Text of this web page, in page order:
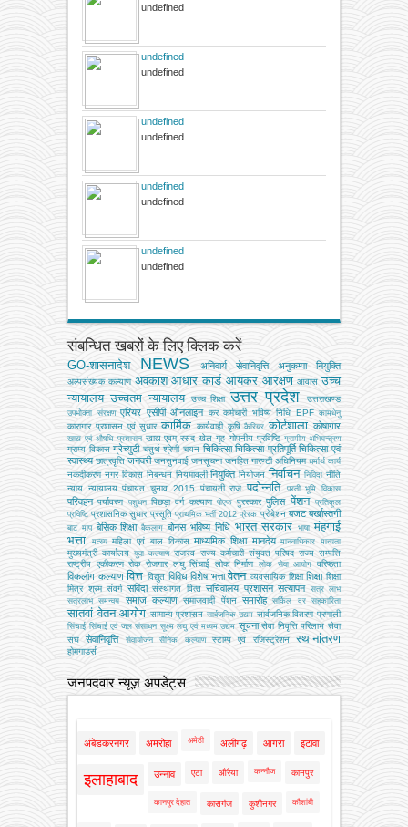
undefined
undefined
undefined
undefined
undefined
undefined
undefined
undefined
undefined
संबन्धित खबरों के लिए क्लिक करें
GO-शासनादेश NEWS अनिवार्य सेवानिवृत्ति अनुकम्पा नियुक्ति
अल्‍पसंख्‍यक कल्‍याण अवकाश आधार कार्ड आयकर आरक्षण आवास उच्च
न्यायालय उच्चतम न्यायालय उच्‍च शिक्षा उत्तर प्रदेश उत्तराखण्ड
उपभोक्‍ता संरक्षण एरियर एसीपी ऑनलाइन कर कर्मचारी भविष्य निधि EPF कामधेनु
कारागार प्रशासन एवं सुधार कार्मिक कार्यवाही कृषि कैरियर कोर्टशाला कोषागार
खाद्य एवं औषधि प्रशासन खाद्य एवम् रसद खेल गृह गोपनीय प्रविष्टि ग्रामीण अभियन्‍त्रण
ग्राम्य विकास ग्रेच्युटी चतुर्थ श्रेणी चयन चिकित्सा चिकित्सा प्रतिपूर्ति चिकित्‍सा एवं
स्वास्थ्य छात्रवृत्ति जनवरी जनसुनवाई जनसूचना जनहित गारण्टी अधिनियम धर्मार्थ कार्य
नकदीकरण नगर विकास निबन्‍धन नियमावली नियुक्ति नियोजन निर्वाचन निविदा नीति
न्याय न्यायालय पंचायत चुनाव 2015 पंचायती राज पदोन्नति परती भूमि विकास
परिवहन पर्यावरण पशुधन पिछड़ा वर्ग कल्‍याण पीएफ पुरस्कार पुलिस पेंशन
प्रतिकूल
प्रविष्टि प्रशासनिक सुधार प्रसूति प्राथमिक भर्ती 2012 प्रेरक प्रोबेशन बजट बर्खास्तगी
बाट माप बेसिक शिक्षा बैकलाग बोनस भविष्य निधि भारत सरकार भाषा मंहगाई
भत्ता
मत्‍स्‍य महिला एवं बाल विकास माध्यमिक शिक्षा मानदेय मानवाधिकार मान्यता
मुख्‍यमंत्री कार्यालय युवा कल्याण राजस्व राज्य कर्मचारी संयुक्त परिषद राज्य सम्पत्ति
राष्ट्रीय एकीकरण रोक रोजगार लघु सिंचाई लोक निर्माण लोक सेवा आयोग वरिष्ठता
विकलांग कल्याण वित्त विद्युत विविध विशेष भत्ता वेतन व्‍यवसायिक शिक्षा शिक्षा शिक्षा
मित्र श्रम संवर्ग संविदा संस्‍थागत वित्‍त सचिवालय प्रशासन सत्यापन सत्र लाभ
सत्रलाभ
समन्वय समाज कल्याण समाजवादी पेंशन समारोह सर्किल दर सहकारिता
सातवां वेतन आयोग सामान्य प्रशासन सार्वजनिक उद्यम सार्वजनिक वितरण प्रणाली
सिंचाई सिंचाई एवं जल संसाधन सूक्ष्म लघु एवं मध्यम उद्यम सूचना सेवा निवृत्ति परिलाभ सेवा
संघ
सेवानिवृत्ति सेवायोजन सैनिक कल्‍याण स्टाम्प एवं रजिस्ट्रेशन स्थानांतरण
होमगाडर्स
जनपदवार न्यूज़ अपडेट्स
अंबेडकरनगर अमरोहा अमेठी अलीगढ़ आगरा इटावा
इलाहाबाद उन्नाव एटा औरैया कन्नौज कानपुर
कानपुर देहात कासगंज कुशीनगर कौशांबी